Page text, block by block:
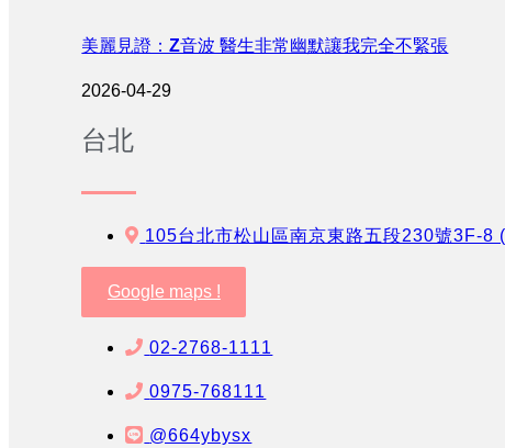
美麗見證：Z音波 醫生非常幽默讓我完全不緊張
2026-04-29
台北
105台北市松山區南京東路五段230號3F-8
Google maps !
02-2768-1111
0975-768111
@664ybysx